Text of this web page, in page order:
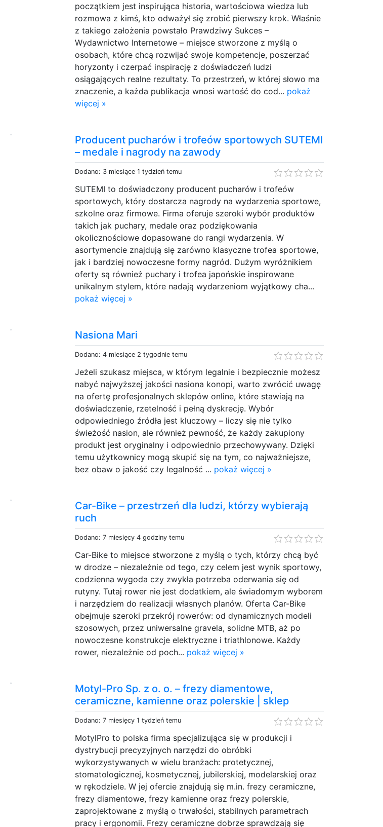
początkiem jest inspirująca historia, wartościowa wiedza lub
rozmowa z kimś, kto odważył się zrobić pierwszy krok. Właśnie
z takiego założenia powstało Prawdziwy Sukces –
Wydawnictwo Internetowe – miejsce stworzone z myślą o
osobach, które chcą rozwijać swoje kompetencje, poszerzać
horyzonty i czerpać inspirację z doświadczeń ludzi
osiągających realne rezultaty. To przestrzeń, w której słowo ma
znaczenie, a każda publikacja wnosi wartość do cod... pokaż
więcej »
Producent pucharów i trofeów sportowych SUTEMI
– medale i nagrody na zawody
Dodano: 3 miesiące 1 tydzień temu
SUTEMI to doświadczony producent pucharów i trofeów
sportowych, który dostarcza nagrody na wydarzenia sportowe,
szkolne oraz firmowe. Firma oferuje szeroki wybór produktów
takich jak puchary, medale oraz podziękowania
okolicznościowe dopasowane do rangi wydarzenia. W
asortymencie znajdują się zarówno klasyczne trofea sportowe,
jak i bardziej nowoczesne formy nagród. Dużym wyróżnikiem
oferty są również puchary i trofea japońskie inspirowane
unikalnym stylem, które nadają wydarzeniom wyjątkowy cha...
pokaż więcej »
Nasiona Mari
Dodano: 4 miesiące 2 tygodnie temu
Jeżeli szukasz miejsca, w którym legalnie i bezpiecznie możesz
nabyć najwyższej jakości nasiona konopi, warto zwrócić uwagę
na ofertę profesjonalnych sklepów online, które stawiają na
doświadczenie, rzetelność i pełną dyskrecję. Wybór
odpowiedniego źródła jest kluczowy – liczy się nie tylko
świeżość nasion, ale również pewność, że każdy zakupiony
produkt jest oryginalny i odpowiednio przechowywany. Dzięki
temu użytkownicy mogą skupić się na tym, co najważniejsze,
bez obaw o jakość czy legalność ... pokaż więcej »
Car-Bike – przestrzeń dla ludzi, którzy wybierają
ruch
Dodano: 7 miesięcy 4 godziny temu
Car-Bike to miejsce stworzone z myślą o tych, którzy chcą być
w drodze – niezależnie od tego, czy celem jest wynik sportowy,
codzienna wygoda czy zwykła potrzeba oderwania się od
rutyny. Tutaj rower nie jest dodatkiem, ale świadomym wyborem
i narzędziem do realizacji własnych planów. Oferta Car-Bike
obejmuje szeroki przekrój rowerów: od dynamicznych modeli
szosowych, przez uniwersalne gravela, solidne MTB, aż po
nowoczesne konstrukcje elektryczne i triathlonowe. Każdy
rower, niezależnie od poch... pokaż więcej »
Motyl-Pro Sp. z o. o. – frezy diamentowe,
ceramiczne, kamienne oraz polerskie | sklep
Dodano: 7 miesięcy 1 tydzień temu
MotylPro to polska firma specjalizująca się w produkcji i
dystrybucji precyzyjnych narzędzi do obróbki
wykorzystywanych w wielu branżach: protetycznej,
stomatologicznej, kosmetycznej, jubilerskiej, modelarskiej oraz
w rękodziele. W jej ofercie znajdują się m.in. frezy ceramiczne,
frezy diamentowe, frezy kamienne oraz frezy polerskie,
zaprojektowane z myślą o trwałości, stabilnych parametrach
pracy i ergonomii. Frezy ceramiczne dobrze sprawdzają się